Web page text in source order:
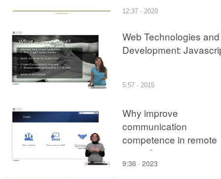
12:37 · 2020
Web Technologies and
Development:
5:57 · 2015
Why improve
communication
competence in remote
teams?
9:36 · 2023